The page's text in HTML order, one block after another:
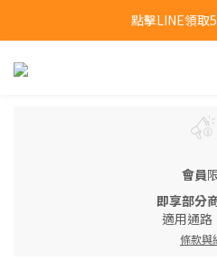
新會員首購福利：
點擊LINE領取
新會員首購福利：
會員
即享部分
適用通路
條款與